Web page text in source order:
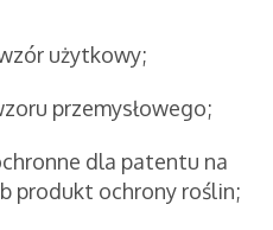
użytkowy;
przemysłowego;
dla patentu na
produkt ochrony roślin;